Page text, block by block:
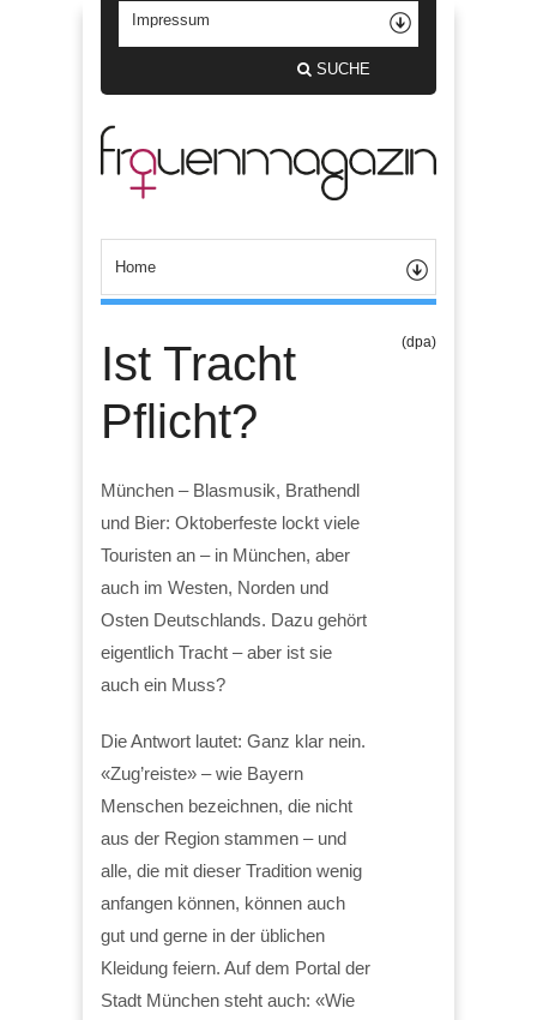
SUCHE
Ist Tracht
Pflicht?
(dpa)
München – Blasmusik, Brathendl
und Bier: Oktoberfeste lockt viele
Touristen an – in München, aber
auch im Westen, Norden und
Osten Deutschlands. Dazu gehört
eigentlich Tracht – aber ist sie
auch ein Muss?
Die Antwort lautet: Ganz klar nein.
«Zug’reiste» – wie Bayern
Menschen bezeichnen, die nicht
aus der Region stammen – und
alle, die mit dieser Tradition wenig
anfangen können, können auch
gut und gerne in der üblichen
Kleidung feiern. Auf dem Portal der
Stadt München steht auch: «Wie